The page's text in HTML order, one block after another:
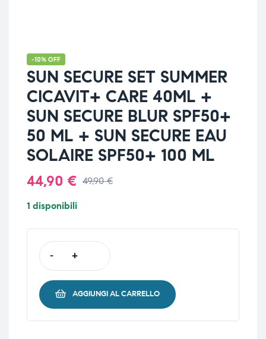
-10% OFF
SUN SECURE SET SUMMER
CICAVIT+ CARE 40ML +
SUN SECURE BLUR SPF50+
50 ML + SUN SECURE EAU
SOLAIRE SPF50+ 100 ML
49,90€
44,90 €
1 disponibili
- +
AGGIUNGI AL CARRELLO